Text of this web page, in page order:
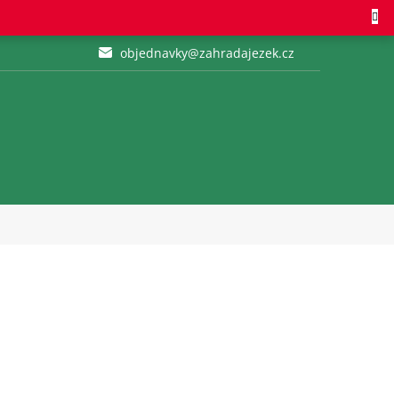
objednavky@zahradajezek.cz